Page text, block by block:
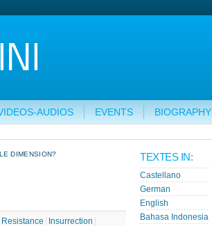
AUDIOS EVENTS BIOGRAPHY
DIMENSION?
Resistance
Insurrection
TEXTES IN:
Castellano
German
English
Bahasa Indonesia